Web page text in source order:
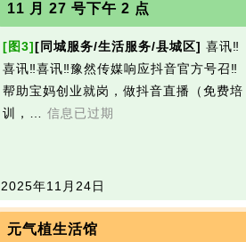
11 月 27 号下午 2 点
[图3][同城服务/生活服务/县城区] 喜讯‼️
喜讯‼️喜讯‼️豫‮传然‬媒响‮抖应‬音官‮号方‬召‼️
帮‮宝助‬妈创‮就业‬岗，做抖‮直音‬播（免‮培费‬
训，… 信息已过期
2025年11月24日
元气植生活馆